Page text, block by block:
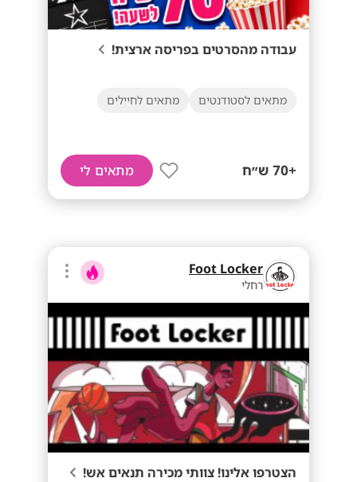
עבודה מהסרטים בפריסה ארצית!
מתאים לסטודנטים מתאים לחיילים
+70 ש״ח מתאים לי
Foot Locker
רחלי
הצטרפו אלינו! צוותי מכירה תנאים אש!